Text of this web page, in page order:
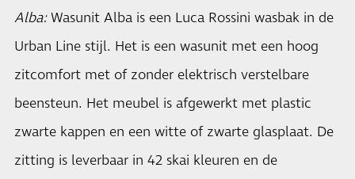
Alba:Wasunit Alba is een Luca Rossini wasbak in de
Urban Line stijl. Het is een wasunit met een hoog
zitcomfort met of zonder elektrisch verstelbare
beensteun. Het meubel is afgewerkt met plastic
zwarte kappen en een witte of zwarte glasplaat. De
zitting is leverbaar in 42 skai kleuren en de